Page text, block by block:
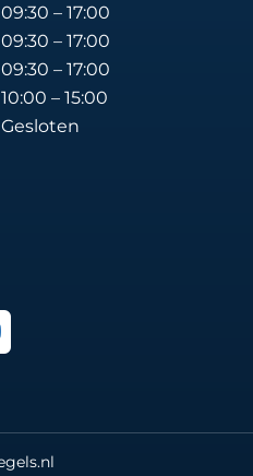
09:30 – 17:00
09:30 – 17:00
09:30 – 17:00
10:00 – 15:00
Gesloten